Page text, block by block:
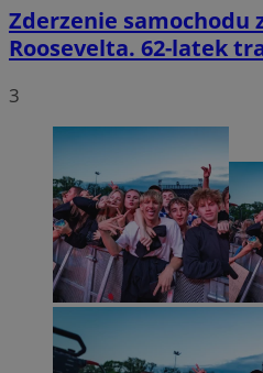
Zderzenie samochodu
Roosevelta. 62-latek
3